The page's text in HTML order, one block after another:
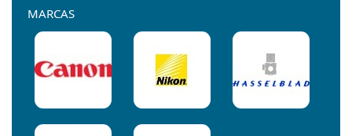
MARCAS